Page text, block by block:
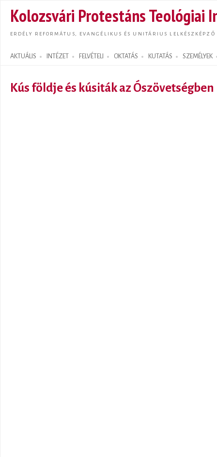
Kolozsvári Protestáns Teológiai
ERDÉLY REFORMÁTUS, EVANGÉLIKUS ÉS UNITÁRIUS LELKÉSZKÉPZŐ
AKTUÁLIS INTÉZET FELVÉTELI OKTATÁS KUTATÁS SZEMÉLYEK
Search form
Kús földje és kúsiták az Ószövetségben